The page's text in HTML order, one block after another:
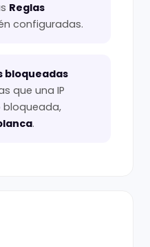
Reglas
configuradas.
bloqueadas
que una IP
bloqueada,
.